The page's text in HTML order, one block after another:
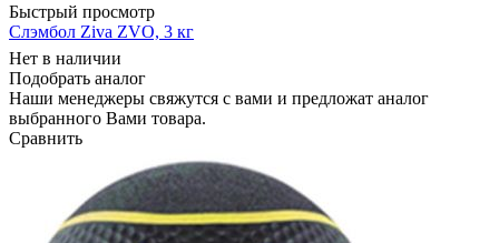
Быстрый просмотр
Слэмбол Ziva ZVO, 3 кг
Нет в наличии
Подобрать аналог
Наши менеджеры свяжутся с вами и предложат аналог
выбранного Вами товара.
Сравнить